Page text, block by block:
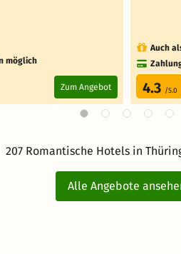
möglich
Zum Angebot
Auch
4.3 /5.0
207 Romantische Hotels in
Alle Angebote